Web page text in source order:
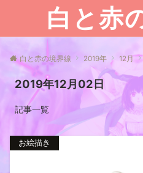
白と赤
白と赤の境界線 2019年 12月
2019年12月02日
記事一覧
お絵描き